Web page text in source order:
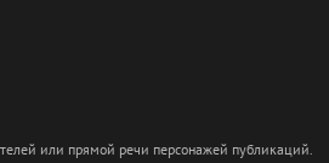
или прямой речи персонажей публикаций.